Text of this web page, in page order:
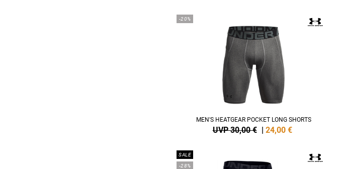
-20%
MEN'S HEATGEAR POCKET LONG SHORTS
UVP 30,00 € | 24,00 €
SALE
-28%